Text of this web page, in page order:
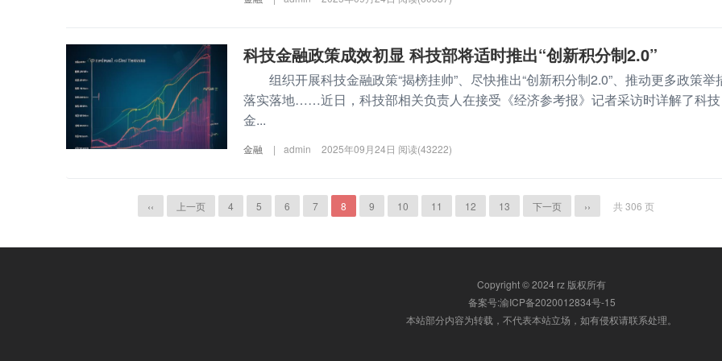
科技金融政策成效初显 科技部将适时推出“创新积分制2.0”
组织开展科技金融政策“揭榜挂帅”、尽快推出“创新积分制2.0”、推动更多政策举
落实落地……近日，科技部相关负责人在接受《经济参考报》记者采访时详解了科技
金...
金融 | admin 2025年09月24日 阅读(43222)
‹‹ 上一页 4 5 6 7 8 9 10 11 12 13 下一页 ›› 共 306 页
Copyright © 2024 rz 版权所有
备案号:渝ICP备2020012834号-15
本站部分内容为转载，不代表本站立场，如有侵权请联系处理。